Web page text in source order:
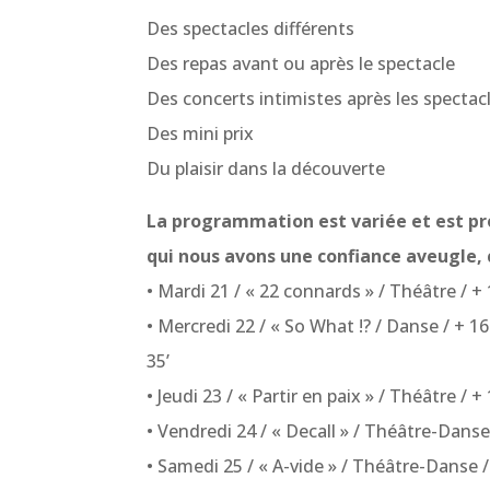
Des spectacles différents
Des repas avant ou après le spectacle
Des concerts intimistes après les
Des mini prix
Du plaisir dans la découverte
La programmation est variée et est
qui nous avons une confiance aveugle,
• Mardi 21 / « 22 connards » / Théâtre / +
• Mercredi 22 / « So What !? / Danse / +
35’
• Jeudi 23 / « Partir en paix » / Théâtre / +
• Vendredi 24 / « Decall » / Théâtre-
• Samedi 25 / « A-vide » / Théâtre-Danse